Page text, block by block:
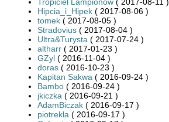
Hipcia_i_Hipek ( 2017-08-06 )
tomek ( 2017-08-05 )
Stradovius ( 2017-08-04 )
Ultra&Turysta ( 2017-07-24 )
altharr ( 2017-01-23 )
GZyl ( 2016-11-04 )
doras ( 2016-10-23 )
Kapitan Sakwa ( 2016-09-24 )
Bambo ( 2016-09-24 )
jkiczka ( 2016-09-21 )
AdamBiczak ( 2016-09-17 )
piotrekla ( 2016-09-17 )